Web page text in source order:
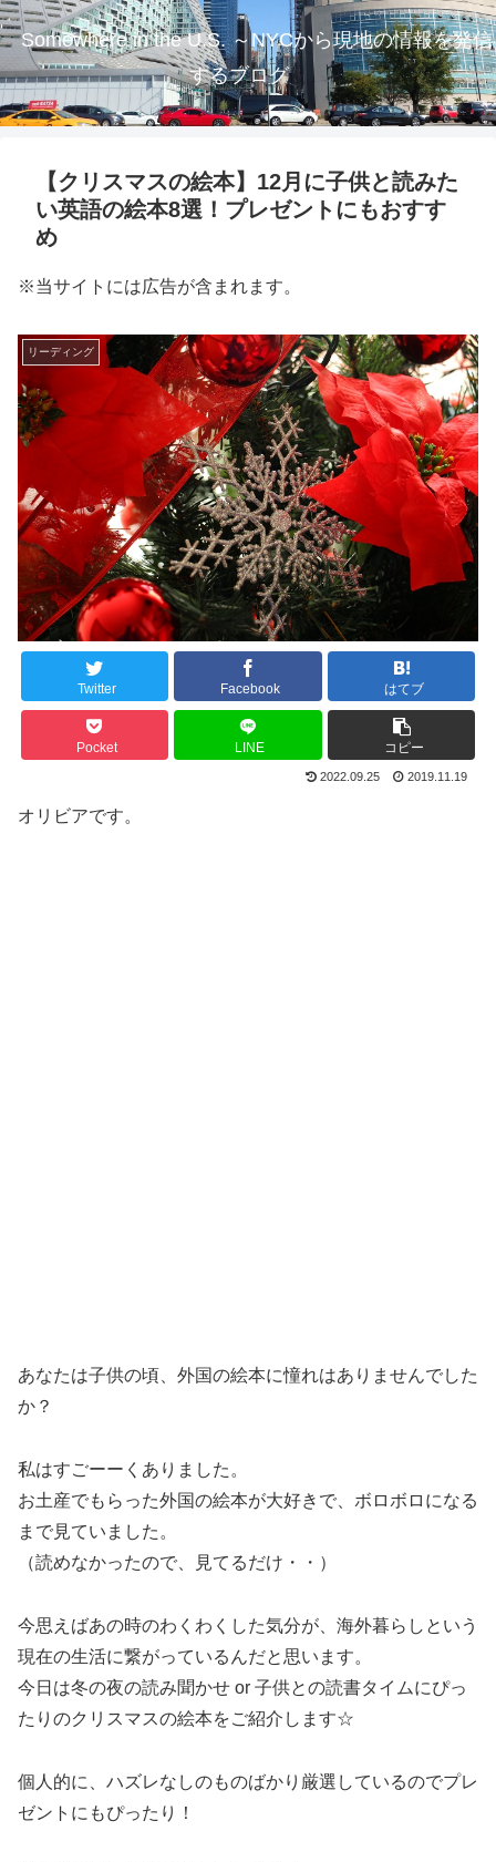
Somewhere in the U.S. ～NYCから現地の情報を発信
するブログ
【クリスマスの絵本】12月に子供と読みた
い英語の絵本8選！プレゼントにもおすす
め
※当サイトには広告が含まれます。
リーディング
Twitter Facebook はてブ
Pocket LINE コピー
2022.09.25 2019.11.19
オリビアです。
あなたは子供の頃、外国の絵本に憧れはありませんでした
か？
私はすごーーくありました。
お土産でもらった外国の絵本が大好きで、ボロボロになる
まで見ていました。
（読めなかったので、見てるだけ・・）
今思えばあの時のわくわくした気分が、海外暮らしという
現在の生活に繋がっているんだと思います。
今日は冬の夜の読み聞かせ or 子供との読書タイムにぴっ
たりのクリスマスの絵本をご紹介 します☆
個人的に、 ハズレなしのものばかり厳選 しているのでプレ
ゼントにもぴったり！